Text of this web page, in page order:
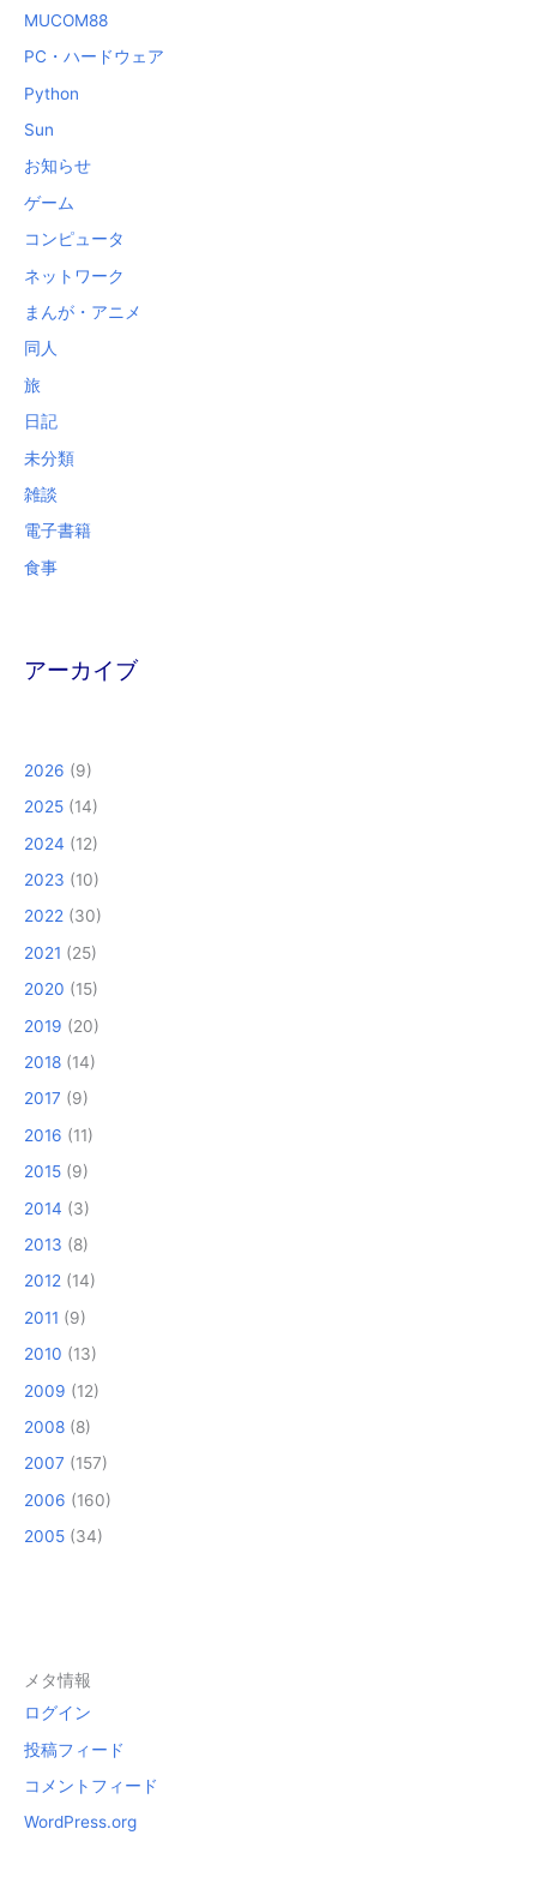
MUCOM88
PC・ハードウェア
Python
Sun
お知らせ
ゲーム
コンピュータ
ネットワーク
まんが・アニメ
同人
旅
日記
未分類
雑談
電子書籍
食事
アーカイブ
2026 (9)
2025 (14)
2024 (12)
2023 (10)
2022 (30)
2021 (25)
2020 (15)
2019 (20)
2018 (14)
2017 (9)
2016 (11)
2015 (9)
2014 (3)
2013 (8)
2012 (14)
2011 (9)
2010 (13)
2009 (12)
2008 (8)
2007 (157)
2006 (160)
2005 (34)
メタ情報
ログイン
投稿フィード
コメントフィード
WordPress.org